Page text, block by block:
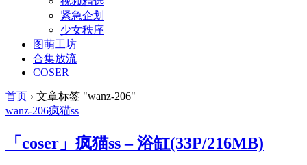
紧急企划
少女秩序
图萌工坊
合集放流
COSER
首页 › 文章标签 "wanz-206"
wanz-206疯猫ss
「coser」疯猫ss – 浴缸(33P/216MB)